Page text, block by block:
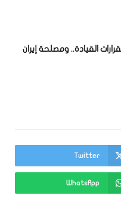
القيادة.. ومصلحة إيران
Twitter
WhatsApp